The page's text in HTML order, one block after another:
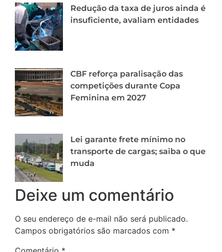
Redução da taxa de juros ainda é
insuficiente, avaliam entidades
CBF reforça paralisação das
competições durante Copa
Feminina em 2027
Lei garante frete mínimo no
transporte de cargas; saiba o que
muda
Deixe um comentário
O seu endereço de e-mail não será publicado.
Campos obrigatórios são marcados com *